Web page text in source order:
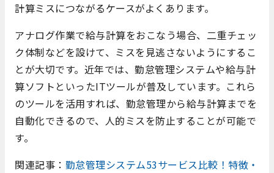
計算ミスにつながるケースがよくあります。
アナログ作業で給与計算をおこなう場合、二重チェッ
ク体制などを設けて、ミスを見逃さないようにするこ
とが大切です。近年では、勤怠管理システムや給与計
算ソフトといったITツールが普及しています。これら
のツールを活用すれば、勤怠管理から給与計算までを
自動化できるので、人的ミスを防止することが可能で
す。
関連記事： 勤怠管理システム53サービス比較！特徴・